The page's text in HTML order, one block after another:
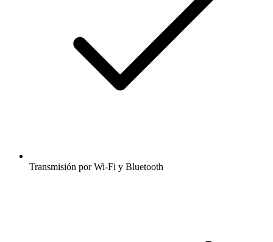
Transmisión por Wi-Fi y Bluetooth